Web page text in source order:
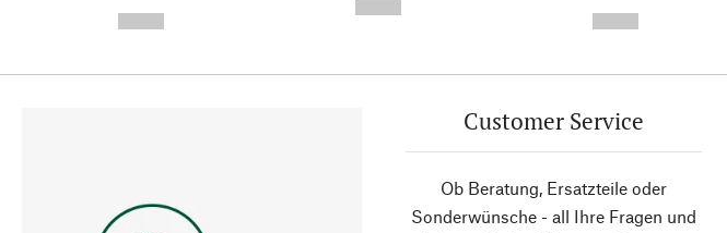
Customer Service
Ob Beratung, Ersatzteile oder
Sonderwünsche - all Ihre Fragen und